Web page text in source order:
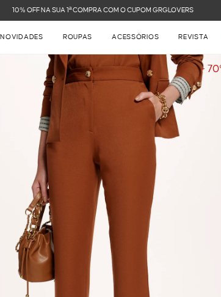
FRETE GRÁTIS NAS COMPRAS ACIMA DE R$ 899
NOVIDADES ROUPAS ACESSÓRIOS REVISTA
-